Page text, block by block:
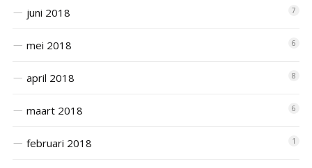
juni 2018 7
mei 2018 6
april 2018 8
maart 2018 6
februari 2018 1